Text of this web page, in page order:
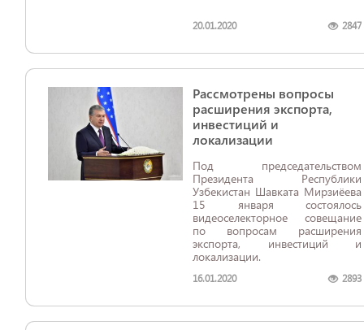
20.01.2020 2847
Рассмотрены вопросы
расширения экспорта,
инвестиций и
локализации
Под председательством
Президента Республики
Узбекистан Шавката Мирзиёева
15 января состоялось
видеоселекторное совещание
по вопросам расширения
экспорта, инвестиций и
локализации.
16.01.2020 2893